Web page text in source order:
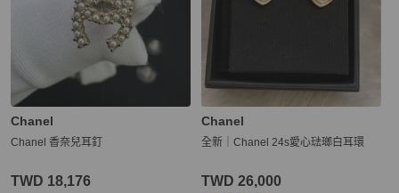
Chanel
Chanel 香奈兒耳釘
TWD 18,176
Chanel
全新｜Chanel 24s愛心琺瑯白耳環
TWD 26,000